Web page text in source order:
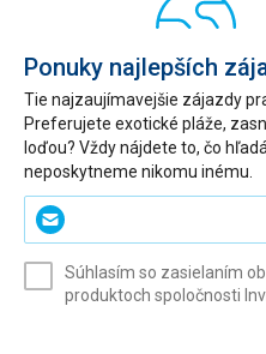
Ponuky najlepších
Tie najzaujímavejšie zájazdy
Preferujete exotické pláže,
loďou? Vždy nájdete to, čo
neposkytneme nikomu inému.
Zadajte
svoj
(povinné)
Súhlasím so zasielaním
produktoch spoločnosti